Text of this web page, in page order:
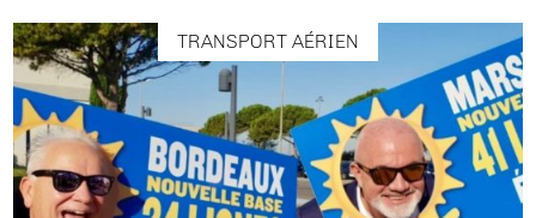
TRANSPORT AÉRIEN